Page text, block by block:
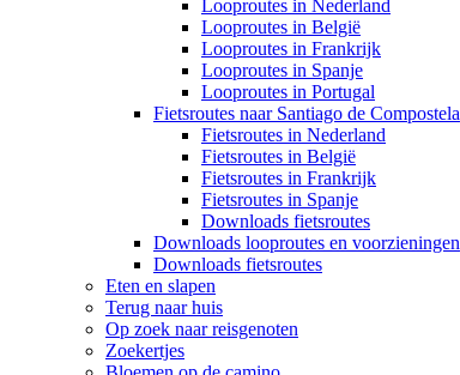
Looproutes in Nederland
Looproutes in België
Looproutes in Frankrijk
Looproutes in Spanje
Looproutes in Portugal
Fietsroutes naar Santiago de Compostela
Fietsroutes in Nederland
Fietsroutes in België
Fietsroutes in Frankrijk
Fietsroutes in Spanje
Downloads fietsroutes
Downloads looproutes en voorzieningen
Downloads fietsroutes
Eten en slapen
Terug naar huis
Op zoek naar reisgenoten
Zoekertjes